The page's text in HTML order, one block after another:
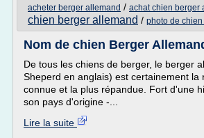
acheter berger allemand / achat chien berger
chien berger allemand / photo de
Nom de chien Berger
De tous les chiens de berger, le berger
Sheperd en anglais) est certainement la
connue et la plus répandue. Fort d'une
son pays d'origine -...
Lire la suite